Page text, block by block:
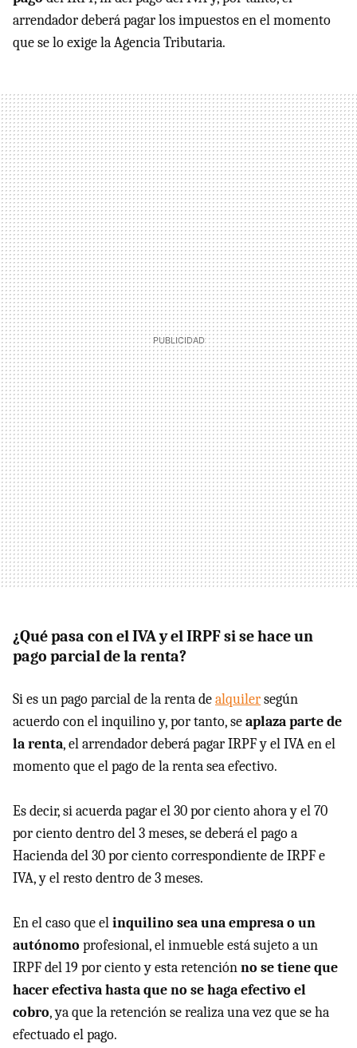
arrendador deberá pagar los impuestos en el momento
que se lo exige la Agencia Tributaria.
¿Qué pasa con el IVA y el IRPF si se hace un
pago parcial de la renta?
Si es un pago parcial de la renta dealquilersegún
acuerdo con el inquilino y, por tanto, seaplaza parte de
la renta, el arrendador deberá pagar IRPF y el IVA en el
momento que el pago de la renta sea efectivo.
Es decir, si acuerda pagar el 30 por ciento ahora y el 70
por ciento dentro del 3 meses, se deberá el pago a
Hacienda del 30 por ciento correspondiente de IRPF e
IVA, y el resto dentro de 3 meses.
En el caso que elinquilino sea una empresa o un
autónomo profesional, el inmueble está sujeto a un
IRPF del 19 por ciento y esta retenciónno se tiene que
hacer efectiva hasta que no se haga efectivo el
cobro, ya que la retención se realiza una vez que se ha
efectuado el pago.